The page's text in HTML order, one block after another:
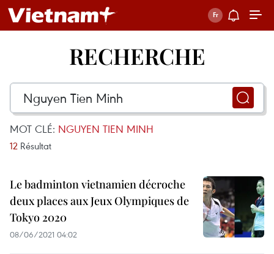
RECHERCHE
MOT CLÉ: NGUYEN TIEN MINH
12 Résultat
Le badminton vietnamien décroche
deux places aux Jeux Olympiques de
Tokyo 2020
08/06/2021 04:02